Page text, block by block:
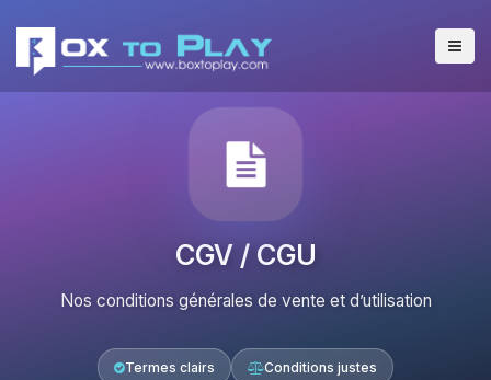
CGV / CGU
Nos conditions générales de vente et d’utilisation
Termes clairs Conditions justes